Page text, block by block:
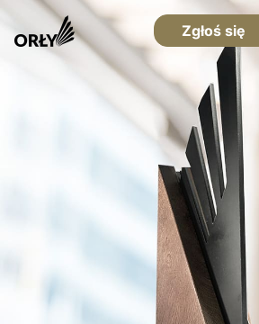
Zgłoś się